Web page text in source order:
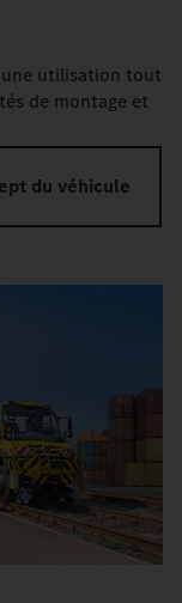
utilisation tout
de montage et
du véhicule